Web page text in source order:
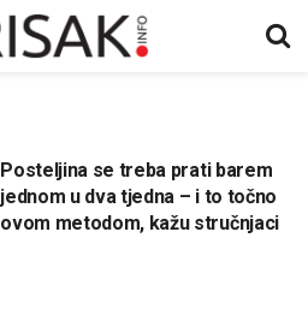
Posteljina se treba prati barem
jednom u dva tjedna – i to točno
ovom metodom, kažu stručnjaci